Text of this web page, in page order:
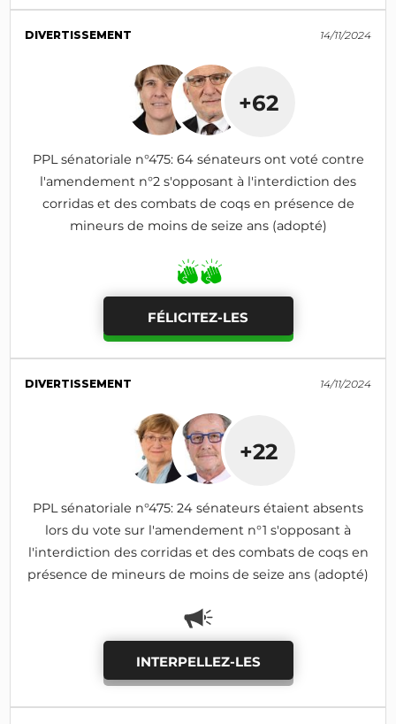
DIVERTISSEMENT 14/11/2024
+62
PPL sénatoriale n°475: 64 sénateurs ont voté contre
l'amendement n°2 s'opposant à l'interdiction des
corridas et des combats de coqs en présence de
mineurs de moins de seize ans (adopté)
FÉLICITEZ-LES
DIVERTISSEMENT 14/11/2024
+22
PPL sénatoriale n°475: 24 sénateurs étaient absents
lors du vote sur l'amendement n°1 s'opposant à
l'interdiction des corridas et des combats de coqs en
présence de mineurs de moins de seize ans (adopté)
INTERPELLEZ-LES